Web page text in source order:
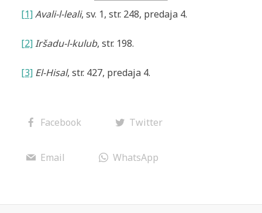
[1]Avali-l-leali, sv. 1, str. 248, predaja 4.
[2]Iršadu-l-kulub, str. 198.
[3] El-Hisal, str. 427, predaja 4.
Facebook Twitter
Email WhatsApp